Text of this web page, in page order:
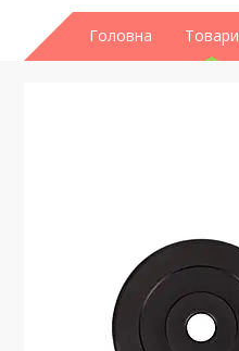
Головна Товари